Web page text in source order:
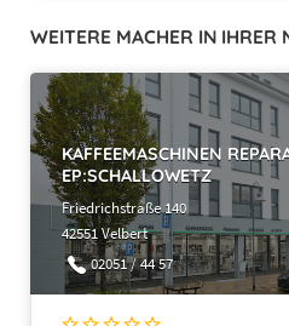
§ 4 Gewährleistung
(1)
WEITERE MACHER IN IHRER
KAFFEEMASCHINEN
EP:SCHALLOWETZ
Friedrichstraße 140
42551 Velbert
02051 / 44 57